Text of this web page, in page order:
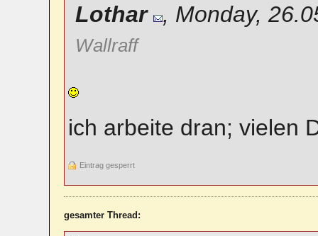
Lothar , Monday,
Wallraff
ich arbeite dran; vielen
Eintrag gesperrt
gesamter Thread: